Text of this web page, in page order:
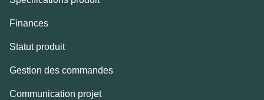
Finances
Statut produit
Gestion des commandes
Communication projet